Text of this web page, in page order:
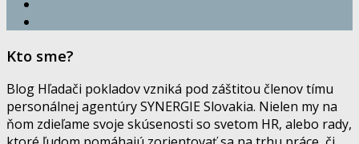
Kto sme?
Blog Hľadači pokladov vzniká pod záštitou členov tímu
personálnej agentúry SYNERGIE Slovakia. Nielen my na
ňom zdieľame svoje skúsenosti so svetom HR, alebo rady,